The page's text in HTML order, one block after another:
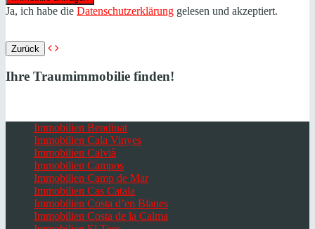
Ja, ich habe die Datenschutzerklärung gelesen und akzeptiert.
Zurück
Ihre Traumimmobilie finden!
Immobilien Bendinat
Immobilien Cala Vinyes
Immobilien Calvià
Immobilien Campos
Immobilien Camp de Mar
Immobilien Cas Catala
Immobilien Costa d’en Blanes
Immobilien Costa de la Calma